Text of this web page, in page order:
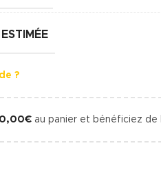
?
€ au panier et bénéficiez de